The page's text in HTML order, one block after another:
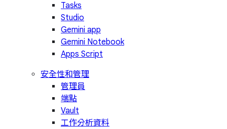
Tasks
Studio
Gemini app
Gemini Notebook
Apps Script
安全性和管理
管理員
端點
Vault
工作分析資料